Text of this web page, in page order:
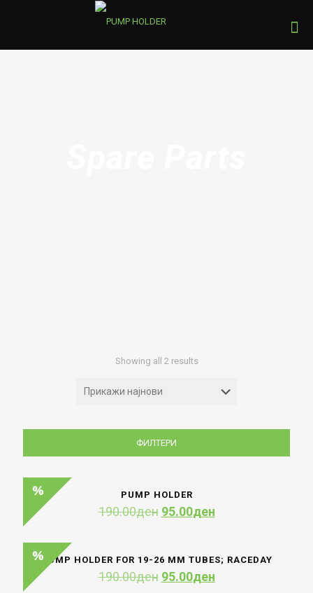
Showing all 2 resultsSorted
ФИЛТЕРИ
PUMP HOLDER
190.00ден Original
95.00денCurrent
PUMP HOLDER FOR 19-26 MM TUBES; RACEDAY
190.00ден Original
95.00денCurrent